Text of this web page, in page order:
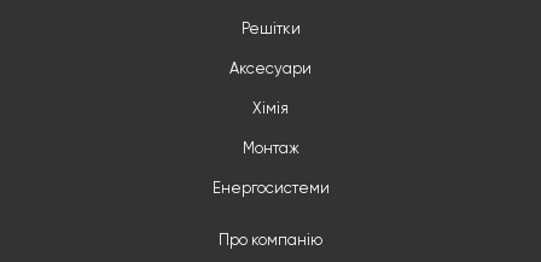
Решітки
Аксесуари
Хімія
Монтаж
Енергосистеми
Про компанію